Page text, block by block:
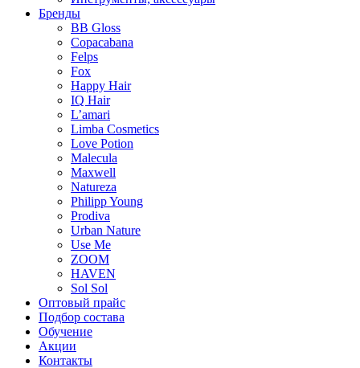
Бренды
BB Gloss
Copacabana
Felps
Fox
Happy Hair
IQ Hair
L’amari
Limba Cosmetics
Love Potion
Malecula
Maxwell
Natureza
Philipp Young
Prodiva
Urban Nature
Use Me
ZOOM
HAVEN
Sol Sol
Оптовый прайс
Подбор состава
Обучение
Акции
Контакты